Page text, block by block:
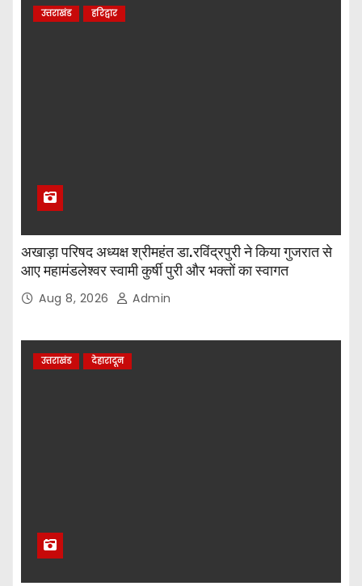
उत्तराखंड हरिद्वार
अखाड़ा परिषद अध्यक्ष श्रीमहंत डा.रविंद्रपुरी ने किया गुजरात से
आए महामंडलेश्वर स्वामी कुर्षी पुरी और भक्तों का स्वागत
Aug 8, 2026 Admin
उत्तराखंड देहारादून